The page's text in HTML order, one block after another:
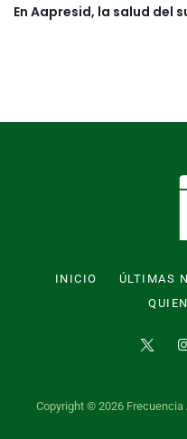
En Aapresid, la salud del
INICIO ÚLTIMAS
Copyright © 2026